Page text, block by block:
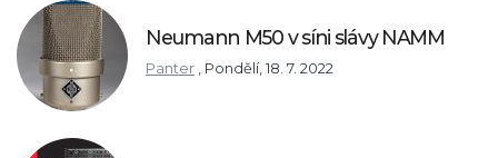
Neumann M50 v síni slávy NAMM
Panter Pondělí, 18. 7. 2022